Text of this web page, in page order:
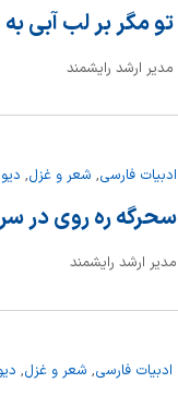
تو مگر بر لب آبی
مدیر ارشد رایشمند
ادبیات فارسی, شعر و غزل,
سحرگه ره روی در
مدیر ارشد رایشمند
ادبیات فارسی, شعر و غزل,